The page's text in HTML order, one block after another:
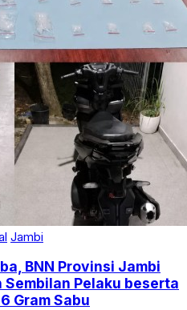
Jambi
BNN Provinsi Jambi
Sembilan Pelaku beserta
Gram Sabu